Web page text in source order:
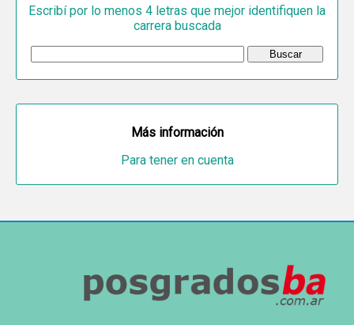
Escribí por lo menos 4 letras que mejor identifiquen la
carrera buscada
Más información
Para tener en cuenta